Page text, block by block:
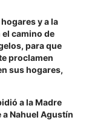
y a la
camino de
para que
proclamen
sus hogares,
a la Madre
Nahuel Agustín